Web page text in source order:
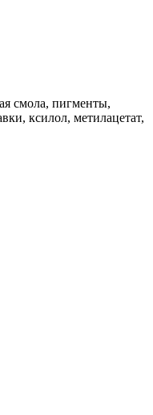
смола, пигменты,
ксилол, метилацетат,